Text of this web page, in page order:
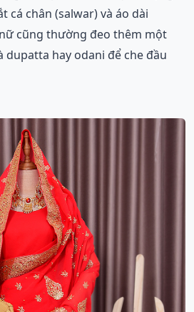
cá chân (salwar) và áo dài
cũng thường đeo thêm một
dupatta hay odani để che đầu